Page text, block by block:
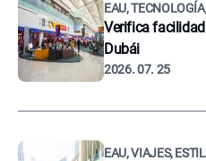
EAU,
Verifica
Dubái
2026. 07. 25
EAU, VIAJES,